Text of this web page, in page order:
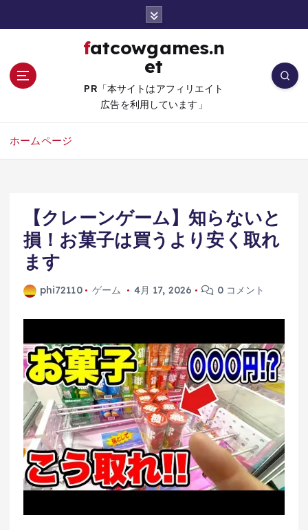
fatcowgames.n
et
PR「本サイトはアフィリエイト
広告を利用しています」
ホームページ
【クレーンゲーム】知らないと
損！お菓子は買うより安く取れ
ます
phi72110 ゲーム 4月 17, 2026 0 コメント